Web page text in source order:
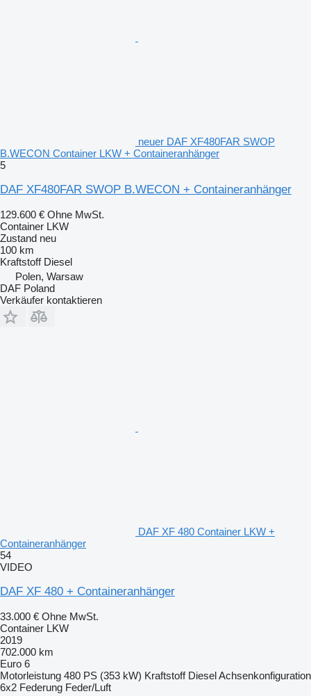
neuer DAF XF480FAR SWOP
B.WECON Container LKW + Containeranhänger
5
DAF XF480FAR SWOP B.WECON + Containeranhänger
129.600 € Ohne MwSt.
Container LKW
Zustand neu
100 km
Kraftstoff Diesel
Polen, Warsaw
DAF Poland
Verkäufer kontaktieren
DAF XF 480 Container LKW +
Containeranhänger
54
VIDEO
DAF XF 480 + Containeranhänger
33.000 € Ohne MwSt.
Container LKW
2019
702.000 km
Euro 6
Motorleistung 480 PS (353 kW) Kraftstoff DieselAchsenkonfiguration
6x2 Federung Feder/Luft